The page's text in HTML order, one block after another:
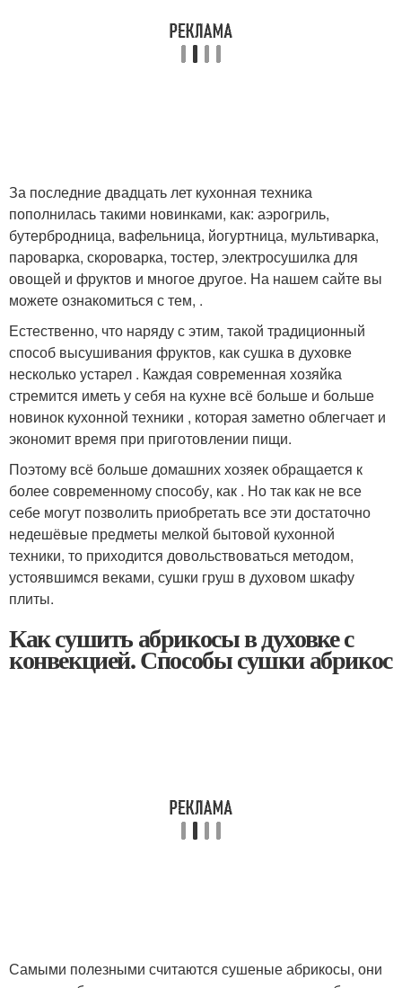
За последние двадцать лет кухонная техника
пополнилась такими новинками, как: аэрогриль,
бутербродница, вафельница, йогуртница, мультиварка,
пароварка, скороварка, тостер, электросушилка для
овощей и фруктов и многое другое. На нашем сайте вы
можете ознакомиться с тем, .
Естественно, что наряду с этим, такой традиционный
способ высушивания фруктов, как сушка в духовке
несколько устарел . Каждая современная хозяйка
стремится иметь у себя на кухне всё больше и больше
новинок кухонной техники , которая заметно облегчает и
экономит время при приготовлении пищи.
Поэтому всё больше домашних хозяек обращается к
более современному способу, как . Но так как не все
себе могут позволить приобретать все эти достаточно
недешёвые предметы мелкой бытовой кухонной
техники, то приходится довольствоваться методом,
устоявшимся веками, сушки груш в духовом шкафу
плиты.
Как сушить абрикосы в духовке с
конвекцией. Способы сушки абрикос
Самыми полезными считаются сушеные абрикосы, они